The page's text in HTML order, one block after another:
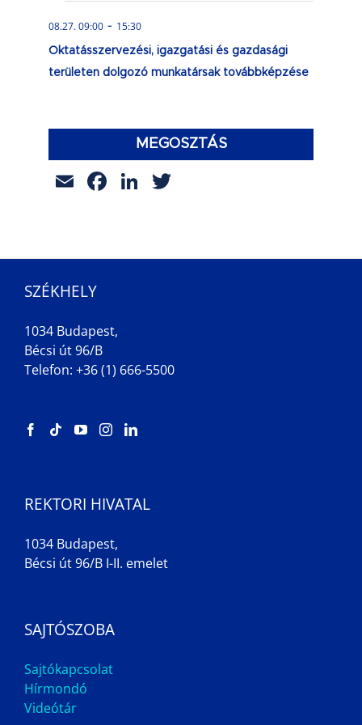
08.27. 09:00 - 15:30
Oktatásszervezési, igazgatási és gazdasági
területen dolgozó munkatársak továbbképzése
MEGOSZTÁS
EmailFacebook
LinkedIn
SZÉKHELY
1034 Budapest,
Bécsi út 96/B
Telefon: +36 (1) 666-5500
REKTORI HIVATAL
1034 Budapest,
Bécsi út 96/B I-II. emelet
SAJTÓSZOBA
Sajtókapcsolat
Hírmondó
Videótár